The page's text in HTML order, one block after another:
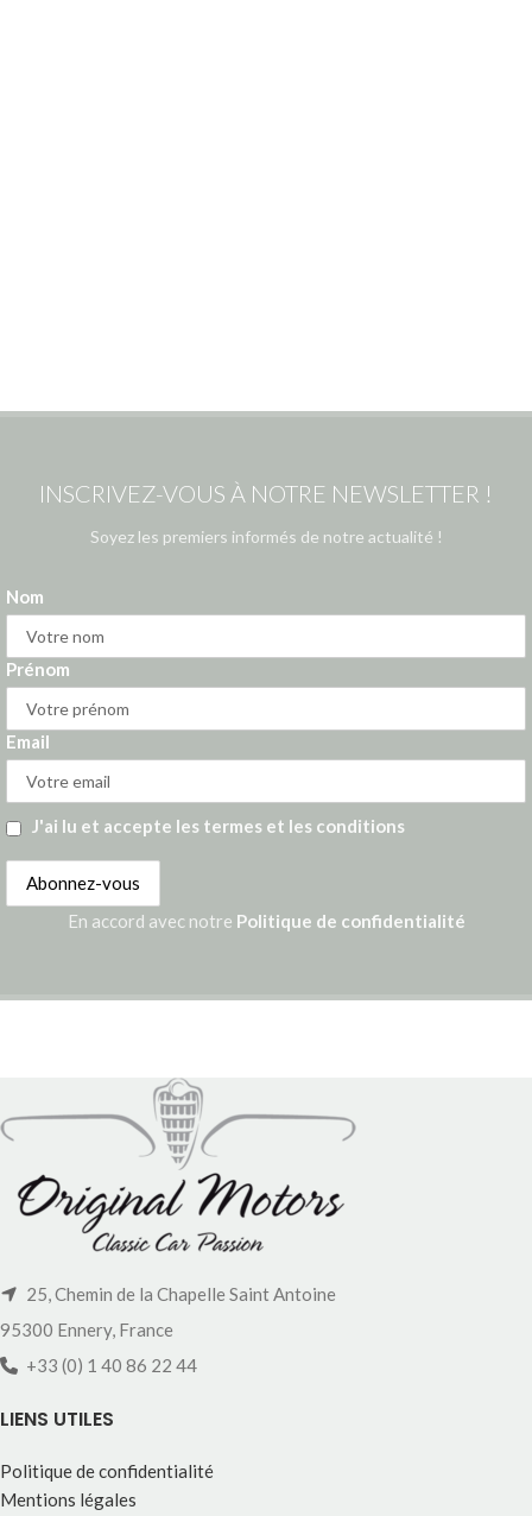
INSCRIVEZ-VOUS À NOTRE NEWSLETTER !
Soyez les premiers informés de notre actualité !
Nom
Prénom
Email
J'ai lu et accepte les termes et les conditions
En accord avec notre Politique de confidentialité
25, Chemin de la Chapelle Saint Antoine
95300 Ennery, France
+33 (0) 1 40 86 22 44
LIENS UTILES
Politique de confidentialité
Mentions légales